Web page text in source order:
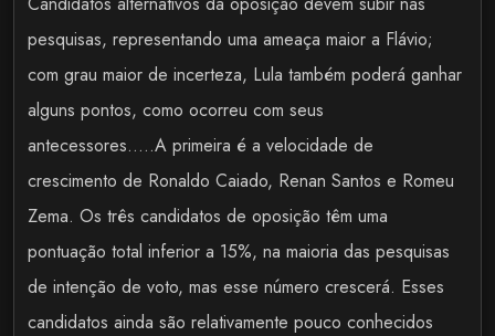
pesquisas, representando uma ameaça maior a Flávio;
com grau maior de incerteza, Lula também poderá ganhar
alguns pontos, como ocorreu com seus
antecessores.....A primeira é a velocidade de
crescimento de Ronaldo Caiado, Renan Santos e Romeu
Zema. Os três candidatos de oposição têm uma
pontuação total inferior a 15%, na maioria das pesquisas
de intenção de voto, mas esse número crescerá. Esses
candidatos ainda são relativamente pouco conhecidos